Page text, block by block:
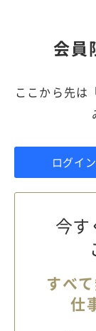
会員
ここから先は
ログイ
今
すべ
仕